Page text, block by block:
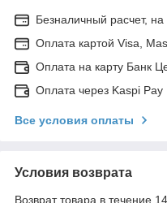
Безналичный расчет,
Оплата картой Visa,
Оплата на карту Банк
Оплата через Kaspi Pay
Все условия оплаты
Условия возврата
Возврат товара в течение